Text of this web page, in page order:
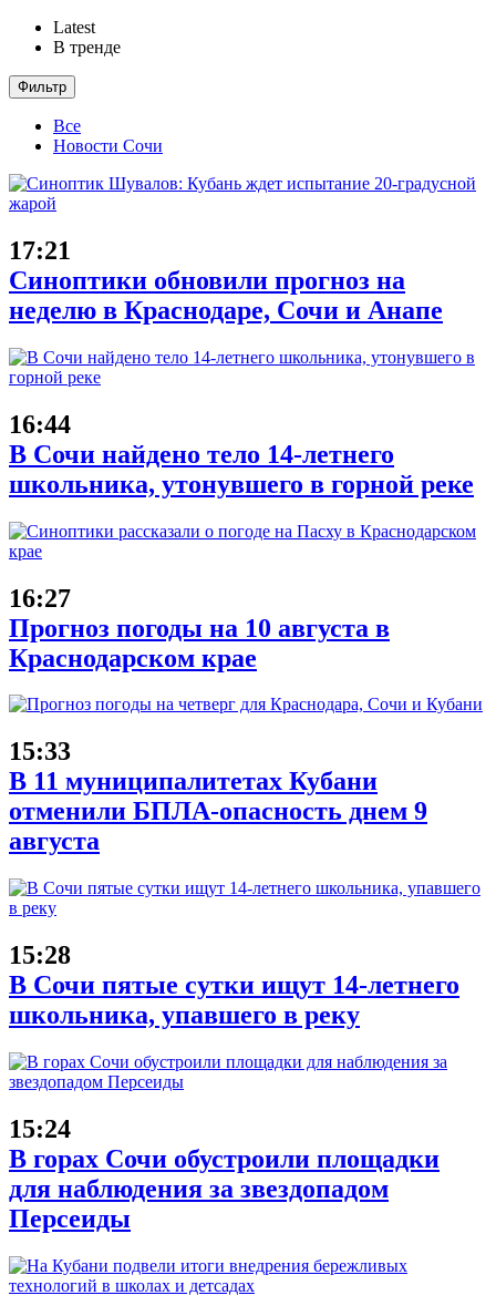
Latest
В тренде
Фильтр
Все
Новости Сочи
17:21
Синоптики обновили прогноз на
неделю в Краснодаре, Сочи и Анапе
16:44
В Сочи найдено тело 14-летнего
школьника, утонувшего в горной реке
16:27
Прогноз погоды на 10 августа в
Краснодарском крае
15:33
В 11 муниципалитетах Кубани
отменили БПЛА-опасность днем 9
августа
15:28
В Сочи пятые сутки ищут 14-летнего
школьника, упавшего в реку
15:24
В горах Сочи обустроили площадки
для наблюдения за звездопадом
Персеиды